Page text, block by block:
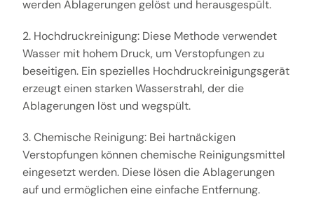
werden Ablagerungen gelöst und herausgespült.
2. Hochdruckreinigung: Diese Methode verwendet
Wasser mit hohem Druck, um Verstopfungen zu
beseitigen. Ein spezielles Hochdruckreinigungsgerät
erzeugt einen starken Wasserstrahl, der die
Ablagerungen löst und wegspült.
3. Chemische Reinigung: Bei hartnäckigen
Verstopfungen können chemische Reinigungsmittel
eingesetzt werden. Diese lösen die Ablagerungen
auf und ermöglichen eine einfache Entfernung.